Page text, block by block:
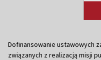
Dofinansowanie ustawowych
związanych z realizacją misji